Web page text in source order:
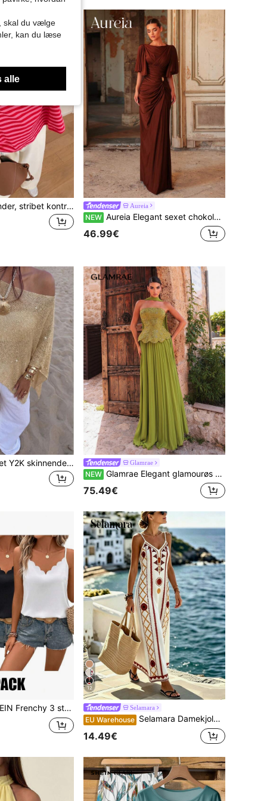
Casual top til kvinder, stribet kontrastribbet stof, til hverdagsbrug, forår/efterår, chic og elegant Aureia
NEW Aureia Elegant sexet chokoladebrun stretch-kjole med bådhals, flutterærmer, rynkede draperinger, guldspænde, tætsiddende søjlesnit, gulvlængde, formel aftenkjole til banket og sommer
46.99€
Dame casual sexet Y2K skinnende strikket kort cape-stil pullover-trøje med flagermusærmer, strandcover-up til sommer og ferie Glamrae
NEW Glamrae Elegant glamourøs olivengrøn 2-i-1-kjole med pailletter, blonder, korset, peplum, chiffon, stropløs, A-linje, gulvlængde og slæb til bal, bryllupsgæst og aftenfest
75.49€
løse tanktops til kvinder, hvide og sorte elegante sommertoppe til date, moderigtige Y2K skinnende camisoler med V-hals og bølget kant til ferie
12
Selamara
EU Warehouse Selamara Damekjole med geometrisk mønster og ærmeløs afslappet feriekjole
14.49€
skal du vælge
kan du læse
alle